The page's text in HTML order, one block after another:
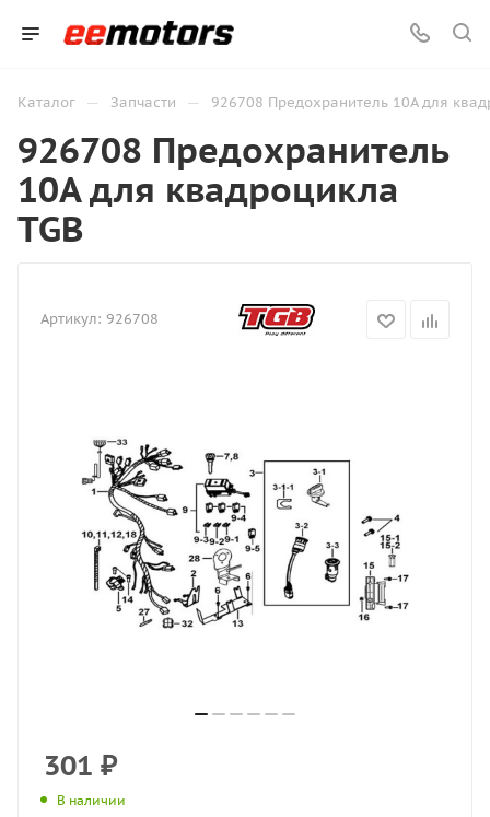
Каталог — Запчасти — 926708 Предохранитель 10А для
926708 Предохранитель
10А для квадроцикла
TGB
Артикул: 926708
301 ₽
В наличии